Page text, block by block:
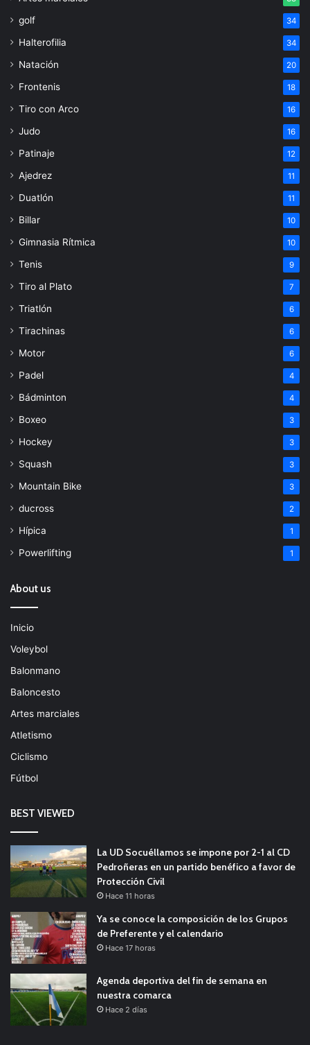
golf 34
Halterofilia 34
Natación 20
Frontenis 18
Tiro con Arco 16
Judo 16
Patinaje 12
Ajedrez 11
Duatlón 11
Billar 10
Gimnasia Rítmica 10
Tenis 9
Tiro al Plato 7
Triatlón 6
Tirachinas 6
Motor 6
Padel 4
Bádminton 4
Boxeo 3
Hockey 3
Squash 3
Mountain Bike 3
ducross 2
Hípica 1
Powerlifting 1
About us
Inicio
Voleybol
Balonmano
Baloncesto
Artes marciales
Atletismo
Ciclismo
Fútbol
BEST VIEWED
La UD Socuéllamos se impone por 2-1 al CD
Pedroñeras en un partido benéfico a favor de
Protección Civil
Hace 11 horas
Ya se conoce la composición de los Grupos
de Preferente y el calendario
Hace 17 horas
Agenda deportiva del fin de semana en
nuestra comarca
Hace 2 días